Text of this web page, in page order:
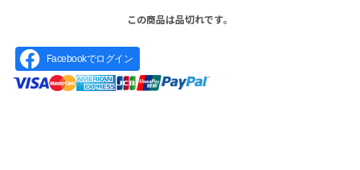
この商品は品切れです。
Facebookでログイン